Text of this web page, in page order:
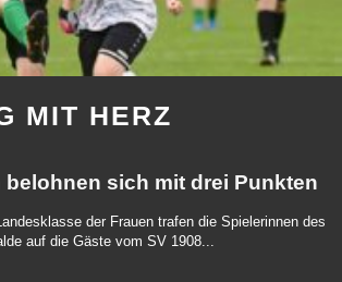
MIT HERZ
belohnen sich mit drei Punkten
der Frauen trafen die Spielerinnen des
auf die Gäste vom SV 1908...